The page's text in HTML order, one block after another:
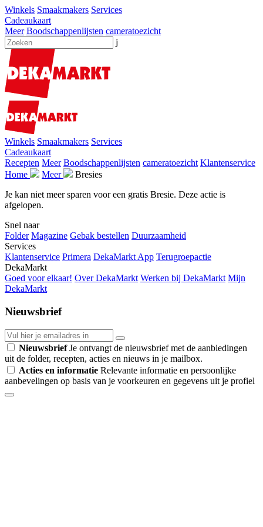
Winkels Smaakmakers Services
Cadeaukaart
Meer Boodschappenlijsten cameratoezicht
j
Winkels Smaakmakers Services
Cadeaukaart
Recepten Meer Boodschappenlijsten cameratoezicht Klantenservice
Home
Meer
Bresies
Je kan niet meer sparen voor een gratis Bresie. Deze actie is
afgelopen.
Snel naar
Folder Magazine Gebak bestellen Duurzaamheid
Services
Klantenservice Primera DekaMarkt App Terugroepactie
DekaMarkt
Goed voor elkaar! Over DekaMarkt Werken bij DekaMarkt Mijn
DekaMarkt
Nieuwsbrief
NieuwsbriefJe ontvangt de nieuwsbrief met de aanbiedingen
uit de folder, recepten, acties en nieuws in je mailbox.
Acties en informatie Relevante informatie en persoonlijke
aanbevelingen op basis van je voorkeuren en gegevens uit je profiel